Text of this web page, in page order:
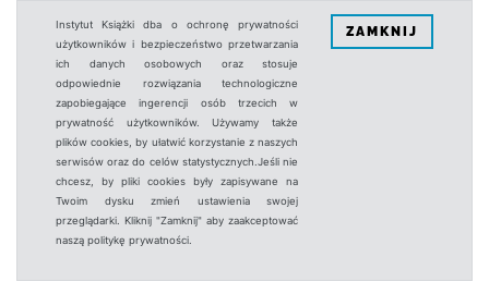
Instytut Książki dba o ochronę prywatności
użytkowników i bezpieczeństwo przetwarzania
ich danych osobowych oraz stosuje
odpowiednie rozwiązania technologiczne
zapobiegające ingerencji osób trzecich w
prywatność użytkowników. Używamy także
plików cookies, by ułatwić korzystanie z naszych
serwisów oraz do celów statystycznych.Jeśli nie
chcesz, by pliki cookies były zapisywane na
Twoim dysku zmień ustawienia swojej
przeglądarki. Kliknij "Zamknij" aby zaakceptować
naszą politykę prywatności.
ZAMKNIJ